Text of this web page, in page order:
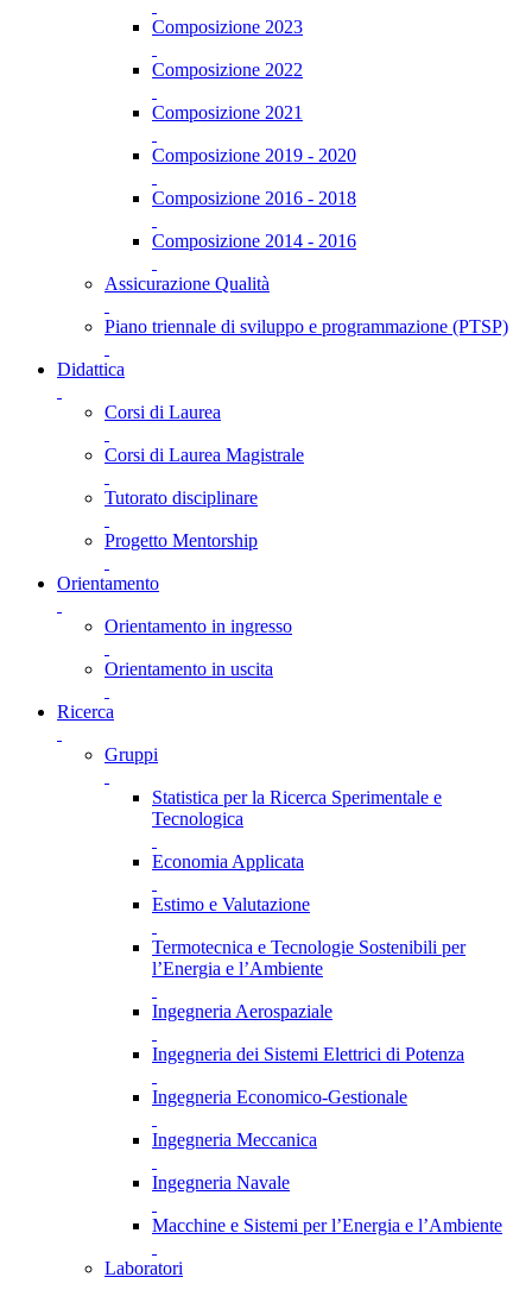
Composizione 2023
Composizione 2022
Composizione 2021
Composizione 2019 - 2020
Composizione 2016 - 2018
Composizione 2014 - 2016
Assicurazione Qualità
Piano triennale di sviluppo e programmazione (PTSP)
Didattica
Corsi di Laurea
Corsi di Laurea Magistrale
Tutorato disciplinare
Progetto Mentorship
Orientamento
Orientamento in ingresso
Orientamento in uscita
Ricerca
Gruppi
Statistica per la Ricerca Sperimentale e
Tecnologica
Economia Applicata
Estimo e Valutazione
Termotecnica e Tecnologie Sostenibili per
l’Energia e l’Ambiente
Ingegneria Aerospaziale
Ingegneria dei Sistemi Elettrici di Potenza
Ingegneria Economico-Gestionale
Ingegneria Meccanica
Ingegneria Navale
Macchine e Sistemi per l’Energia e l’Ambiente
Laboratori